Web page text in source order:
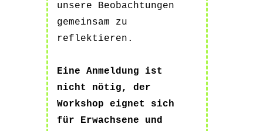
unsere Beobachtungen
gemeinsam zu
reflektieren.
Eine Anmeldung ist
nicht nötig, der
Workshop eignet sich
für Erwachsene und